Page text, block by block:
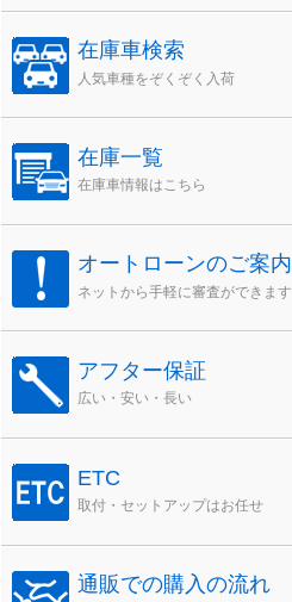
在庫車検索
人気車種をぞくぞく入荷
在庫一覧
在庫車情報はこちら
オートローンのご案内
ネットから手軽に審査ができます
アフター保証
広い・安い・長い
ETC
取付・セットアップはお任せ
通販での購入の流れ